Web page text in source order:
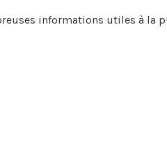
informations utiles à la